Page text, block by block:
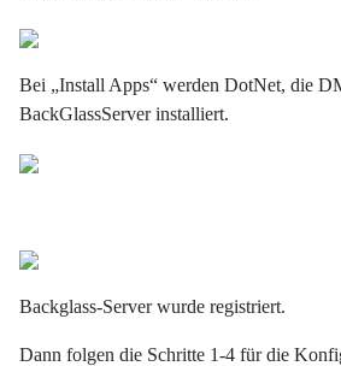
Bei „Install Apps“ werden DotNet, die
BackGlassServer installiert.
Backglass-Server wurde registriert.
Dann folgen die Schritte 1-4 für die